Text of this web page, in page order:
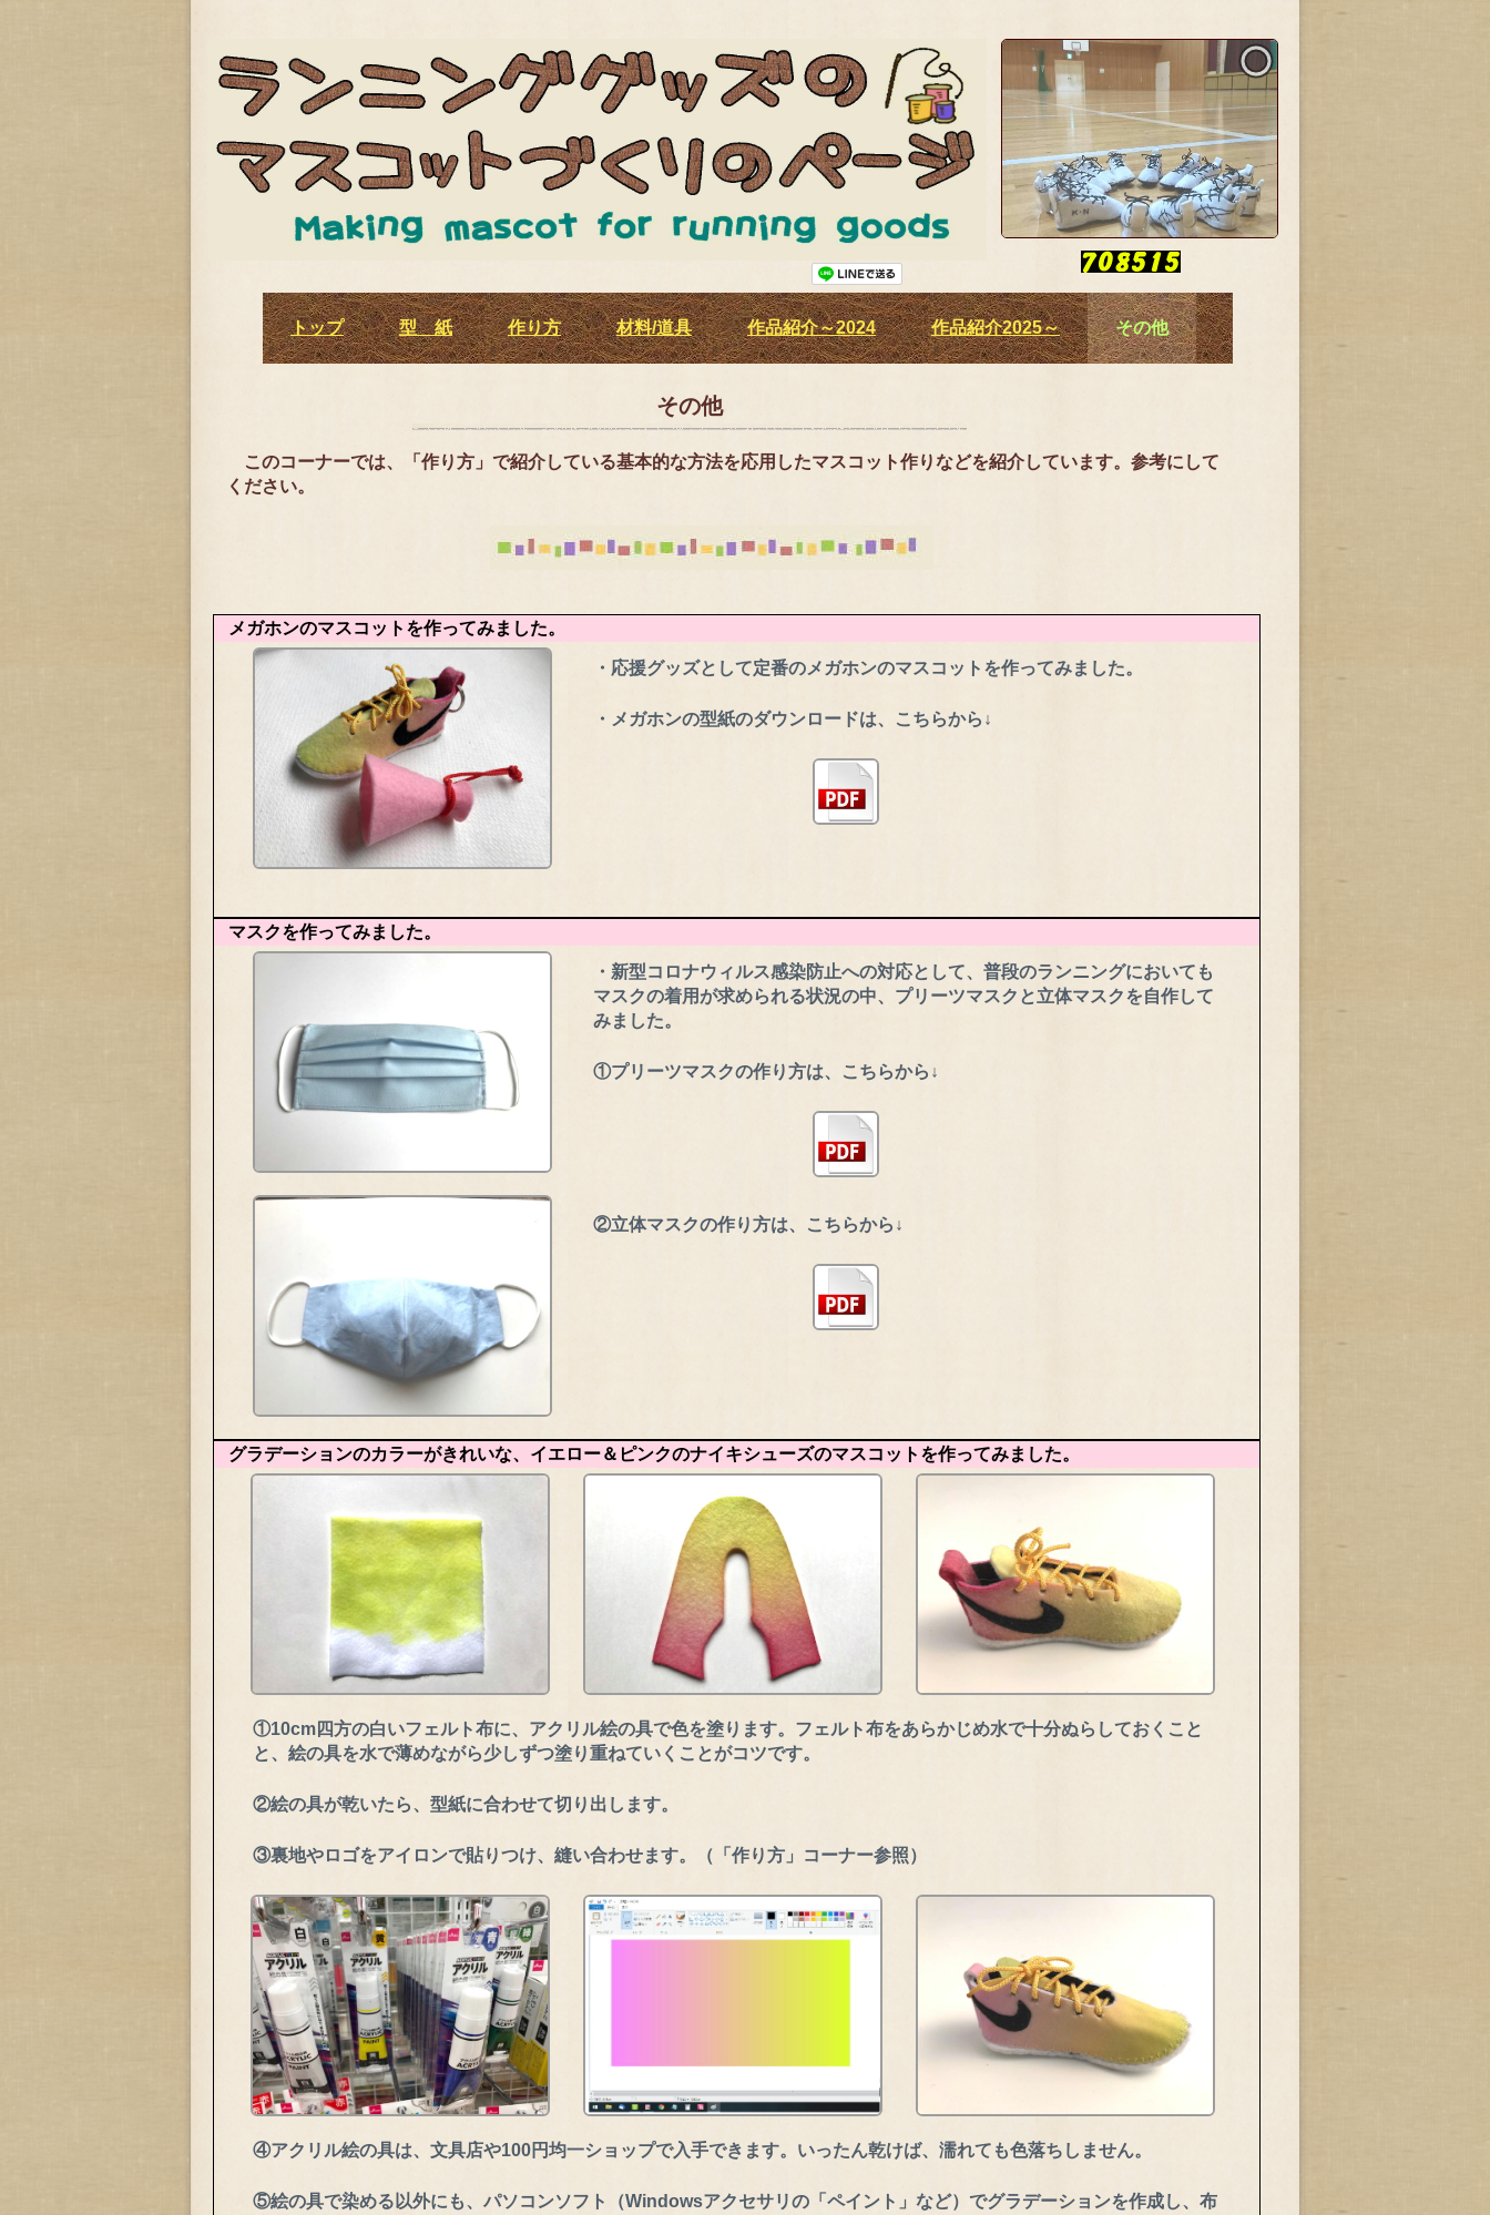
トップ 型 紙 作り方 材料/道具 作品紹介～2024 作品紹介2025～ その他
その他
このコーナーでは、「作り方」で紹介している基本的な方法を応用したマスコット作りなどを紹介しています。参考にして
ください。
メガホンのマスコットを作ってみました。
・応援グッズとして定番のメガホンのマスコットを作ってみました。
・メガホンの型紙のダウンロードは、こちらから↓
マスクを作ってみました。
・新型コロナウィルス感染防止への対応として、普段のランニングにおいても
マスクの着用が求められる状況の中、プリーツマスクと立体マスクを自作して
みました。
①プリーツマスクの作り方は、こちらから↓
②立体マスクの作り方は、こちらから↓
グラデーションのカラーがきれいな、イエロー＆ピンクのナイキシューズのマスコットを作ってみました。
①10cm四方の白いフェルト布に、アクリル絵の具で色を塗ります。フェルト布をあらかじめ水で十分ぬらしておくこと
と、絵の具を水で薄めながら少しずつ塗り重ねていくことがコツです。
②絵の具が乾いたら、型紙に合わせて切り出します。
③裏地やロゴをアイロンで貼りつけ、縫い合わせます。（「作り方」コーナー参照）
④アクリル絵の具は、文具店や100円均一ショップで入手できます。いったん乾けば、濡れても色落ちしません。
⑤絵の具で染める以外にも、パソコンソフト（Windowsアクセサリの「ペイント」など）でグラデーションを作成し、布